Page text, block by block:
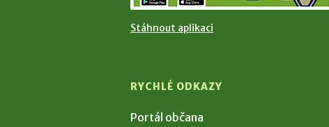
Stáhnout aplikaci
RYCHLÉ ODKAZY
Portál občana